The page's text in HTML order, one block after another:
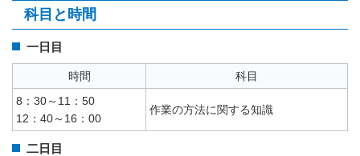
科目と時間
一日目
時間
科目
8：30～11：50
12：40～16：00
作業の方法に関する知識
二日目